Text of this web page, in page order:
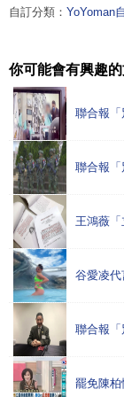
自訂分類： YoYoman
你可能會有興趣的
聯合報「
聯合報「
王鴻薇
谷愛凌
聯合報「
罷免陳